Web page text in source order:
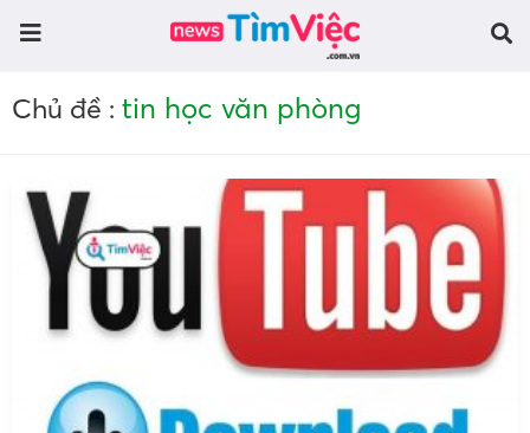
Chủ đề : tin học văn phòng